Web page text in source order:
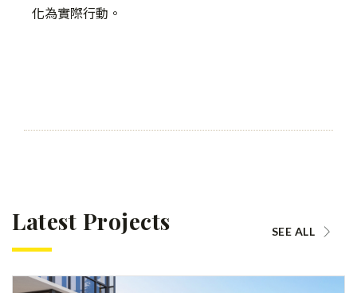
化為實際行動。
Latest Projects SEE ALL